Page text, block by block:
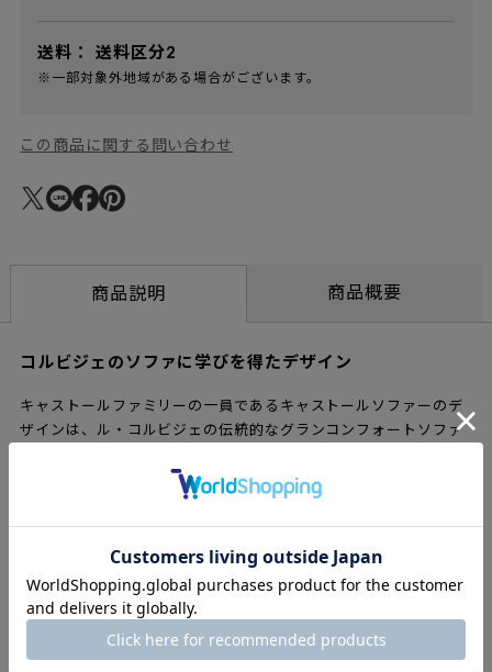
送料： 送料区分2
※一部対象外地域がある場合がございます。
この商品に関する問い合わせ
商品説明 商品概要
コルビジェのソファに学びを得たデザイン
キャストールファミリーの一員であるキャストールソファーのデ
ザインは、ル・コルビジェの伝統的なグランコンフォートソファ
座り心地を兼ね備えています。このアイテムは、カリモクが誇る
木工技術と椅子張りに関する優れたノウハウから生まれました。
精巧に組まれた国産ナラ材の構造が、柔らかくもサポート性のよ
い高品質のウレタンフォームと天然羽毛のクッションを保持して
で、前面だけからだけではなく、背面からの見え方も美しく、部
屋の仕切りにも最適なアイテムです。
張地はモード、メリット、スティールカットトリオ3、ヴィダー